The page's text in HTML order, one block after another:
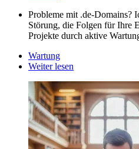
Probleme mit .de-Domains?
Störung, die Folgen für Ihre
Projekte durch aktive
Wartung
Weiter lesen